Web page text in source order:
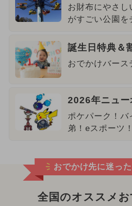
お財布にやさ
がすごい公園を
誕生日特典＆
おでかけバース
2026年ニュー
ポケパーク！
弟！eスポーツ！
おでかけ先に迷った
全国のオススメお